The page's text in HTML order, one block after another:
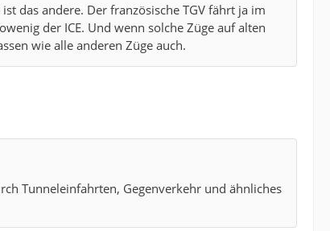
das andere. Der französische TGV fährt ja im
der ICE. Und wenn solche Züge auf alten
wie alle anderen Züge auch.
Tunneleinfahrten, Gegenverkehr und ähnliches